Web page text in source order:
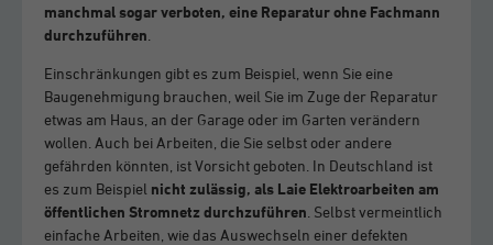
manchmal sogar verboten, eine Reparatur ohne Fachmann
durchzuführen
Einschränkungen gibt es zum Beispiel, wenn Sie eine
Baugenehmigung brauchen, weil Sie im Zuge der Reparatur
etwas am Haus, an der Garage oder im Garten verändern
wollen. Auch bei Arbeiten, die Sie selbst oder andere
gefährden könnten, ist Vorsicht geboten. In Deutschland ist
es zum Beispiel nicht zulässig, als Laie Elektroarbeiten am
öffentlichen Stromnetz durchzuführen . Selbst vermeintlich
einfache Arbeiten, wie das Auswechseln einer defekten